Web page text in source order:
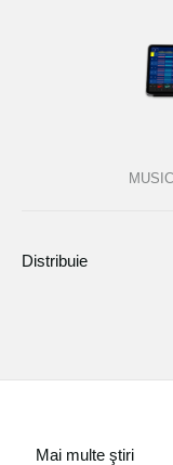
Distribuie
Mai multe ştiri